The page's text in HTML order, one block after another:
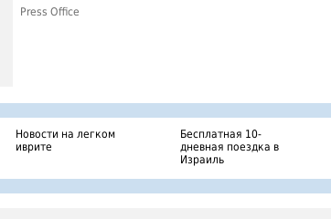
Press Office
Новости на легком
иврите
Бесплатная 10-
дневная поездка в
Израиль